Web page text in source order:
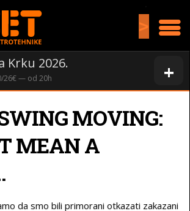
>
+
Krku 2026.
26€ — od 20h
MOVING:
MEAN A
da smo bili primorani otkazati zakazani